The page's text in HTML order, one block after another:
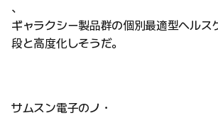
、
ギャラクシー製品群の個別最適型ヘルス
段と高度化しそうだ。
サムスン電子のノ・